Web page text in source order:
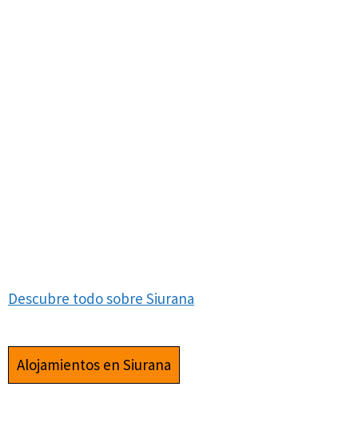
Descubre todo sobre Siurana
Alojamientos en Siurana